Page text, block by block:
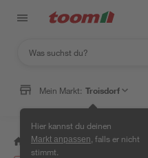
Mein Markt: Troisdorf
Hier kannst du deinen
Markt anpassen , falls er nicht
stimmt.
/ Werkstatt & Maschinen /